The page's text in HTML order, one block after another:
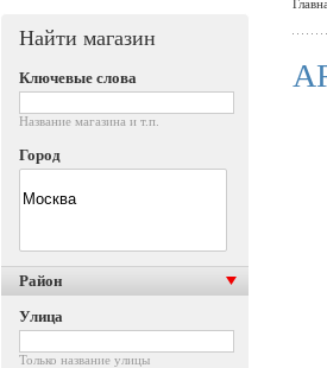
Найти магазин
Ключевые слова
Название магазина и т.п.
Город
Район
Улица
Только название улицы